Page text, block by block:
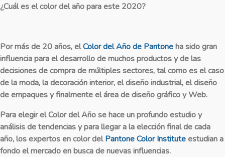
¿Cuál es el color del año para este 2020?
Por más de 20 años, elColor del Año de Pantoneha sido gran
influencia para el desarrollo de muchos productos y de las
decisiones de compra de múltiples sectores, tal como es el caso
de la moda, la decoración interior, el diseño industrial, el diseño
de empaques y finalmente el área de diseño gráfico y Web.
Para elegir el Color del Año se hace un profundo estudio y
análisis de tendencias y para llegar a la elección final de cada
año, los expertos en color delPantone Color Instituteestudian a
fondo el mercado en busca de nuevas influencias.